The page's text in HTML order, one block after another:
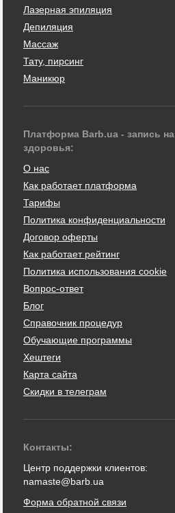
Лазерная эпиляция
Депиляция
Массаж
Тату, пирсинг
Маникюр
Платформа Barb.ua - запись
здоровья:
О нас
Как работает платформа
Тарифы
Политика конфиденциальности
Договор оферты
Как работает рейтинг
Политика использования cookie
Вопрос-ответ
Блог
Справочник процедур
Обучающие программы
Хештеги
Карта сайта
Скидки в телеграм
Контакты:
Центр поддержки клиентов:
namaste@barb.ua
Форма обратной связи